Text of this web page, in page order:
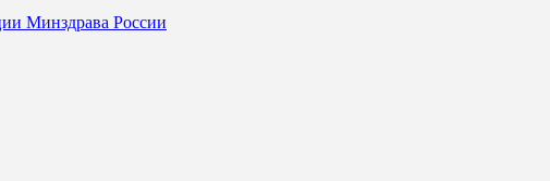
Минздрава России